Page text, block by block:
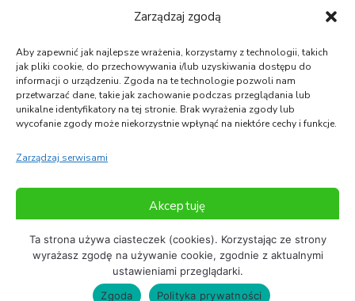
Zarządzaj zgodą
Aby zapewnić jak najlepsze wrażenia, korzystamy z technologii, takich
jak pliki cookie, do przechowywania i/lub uzyskiwania dostępu do
informacji o urządzeniu. Zgoda na te technologie pozwoli nam
przetwarzać dane, takie jak zachowanie podczas przeglądania lub
unikalne identyfikatory na tej stronie. Brak wyrażenia zgody lub
wycofanie zgody może niekorzystnie wpłynąć na niektóre cechy i funkcje.
Zarządzaj serwisami
Akceptuję
Odmów
Zobacz preferencje
zachowując pełną wartość produktu. Warunkiem
długowieczności jest wykonanie natrysku w
okolicznościach ściśle określonych w instrukcji
producenta
Copyright © Symeria 2021Polityka Prywatności
Ta strona używa ciasteczek (cookies). Korzystając ze strony
wyrażasz zgodę na używanie cookie, zgodnie z aktualnymi
ustawieniami przeglądarki.
Zgoda
Polityka prywatności